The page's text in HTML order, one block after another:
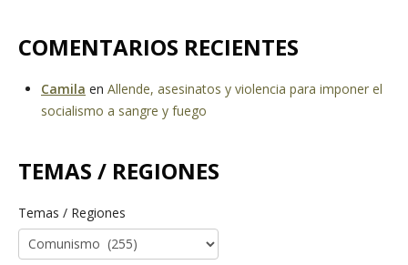
COMENTARIOS RECIENTES
Camila en Allende, asesinatos y violencia para imponer el
socialismo a sangre y fuego
TEMAS / REGIONES
Temas / Regiones